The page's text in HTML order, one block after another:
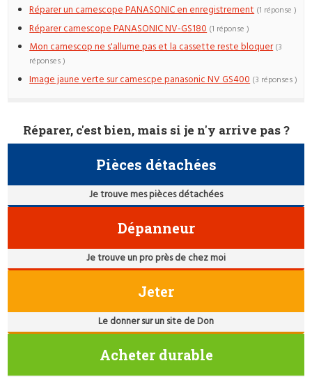
Réparer un camescope PANASONIC en enregistrement (1 réponse )
Réparer camescope PANASONIC NV-GS180 (1 réponse )
Mon camescop ne s'allume pas et la cassette reste bloquer (3
réponses )
Image jaune verte sur camescpe panasonic NV GS400 (3 réponses )
Réparer, c'est bien, mais si je n'y arrive pas ?
Pièces détachées
Je trouve mes pièces détachées
Dépanneur
Je trouve un pro près de chez moi
Jeter
Le donner sur un site de Don
Acheter durable